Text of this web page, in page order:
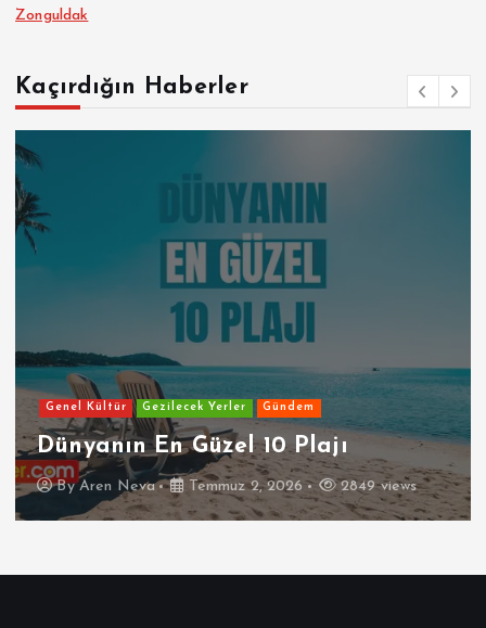
Zonguldak
Kaçırdığın Haberler
Genel Kültür Gezilecek Yerler Gündem
Dünyanın En Güzel 10 Plajı
ByAren Neva Temmuz 2, 2026 2849 views